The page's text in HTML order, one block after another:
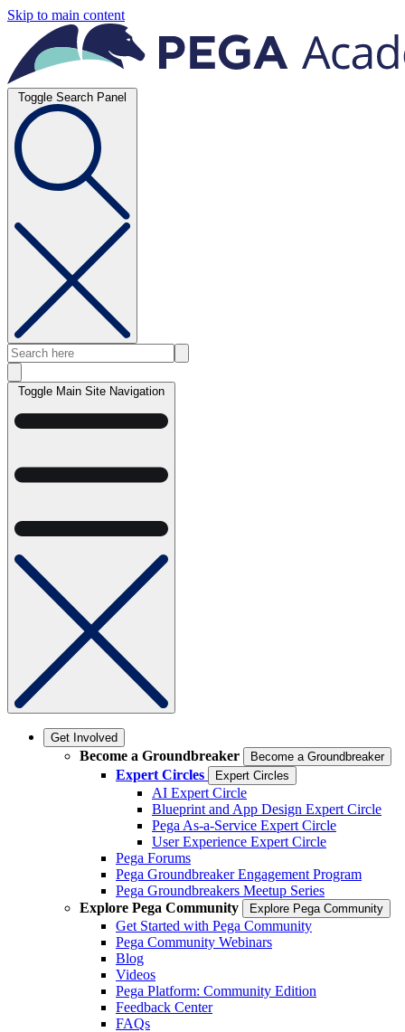
Skip to main content
Toggle Search Panel
Toggle Main Site Navigation
Get Involved
Become a Groundbreaker Become a Groundbreaker
Expert Circles Expert Circles
AI Expert Circle
Blueprint and App Design Expert Circle
Pega As-a-Service Expert Circle
User Experience Expert Circle
Pega Forums
Pega Groundbreaker Engagement Program
Pega Groundbreakers Meetup Series
Explore Pega Community
Explore Pega Community
Get Started with Pega Community
Pega Community Webinars
Blog
Videos
Pega Platform: Community Edition
Feedback Center
FAQs